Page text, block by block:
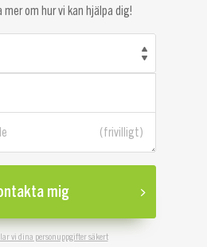
om hur vi kan hjälpa dig!
mig
vi dina personuppgifter säkert